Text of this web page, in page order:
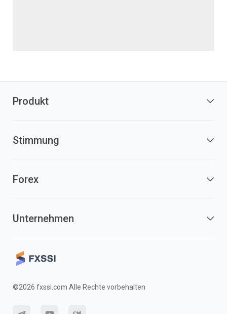
Produkt
Stimmung
Forex
Unternehmen
©2026 fxssi.com Alle Rechte vorbehalten